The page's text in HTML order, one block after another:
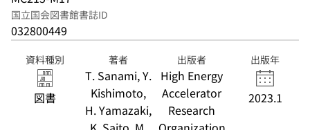
proceedings ;
2022-3)
国立国会図書館書誌ID
032800449
資料種別
図書
著者
T. Sanami, Y.
Kishimoto,
H. Yamazaki,
出版者
High Energy
Accelerator
Research
出版年
2023.1